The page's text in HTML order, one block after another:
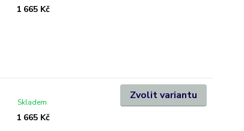
1 665 Kč
1 665 Kč
Skladem
Zvolit variantu